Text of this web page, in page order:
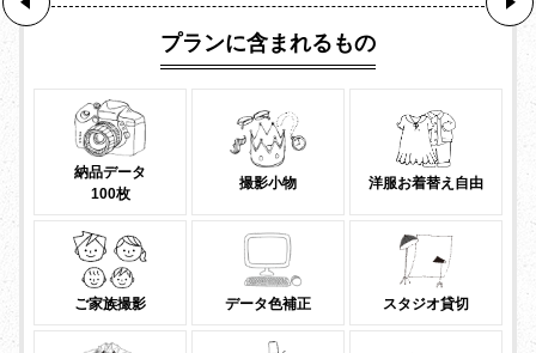
プランに含まれるもの
納品データ
100枚
撮影小物 洋服お着替え自由
ご家族撮影 データ色補正 スタジオ貸切